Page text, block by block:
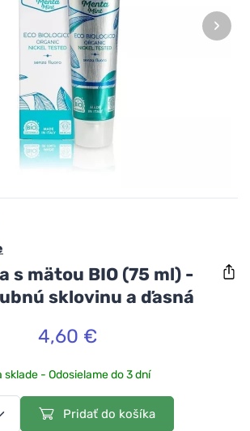
›
s mätou BIO (75 ml) -
sklovinu a ďasná
4,60 €
sklade - Odosielame do 3 dní
Pridať do košíka